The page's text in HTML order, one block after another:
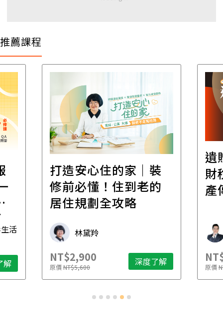
推薦課程
活
解
打造安心住的家｜裝
修前必懂！住到老的
居住規劃全攻略
林黛羚
NT$2,900
原價NT$5,600 深度了解
遺
財
產
原價